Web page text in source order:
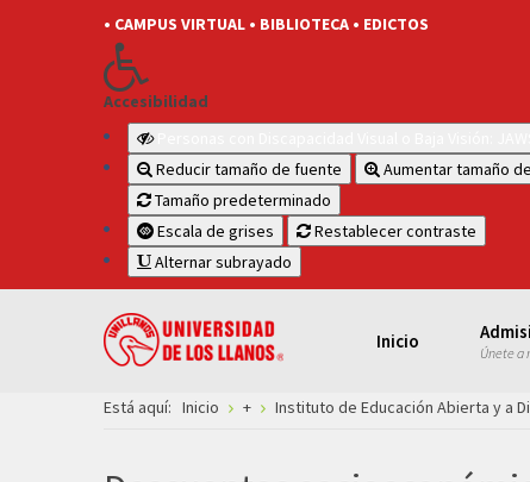
• CAMPUS VIRTUAL • BIBLIOTECA • EDICTOS
Accesibilidad
Reducir tamaño de fuente
Aumentar tamaño
Tamaño predeterminado
Escala de grises
Restablecer contraste
Alternar subrayado
Inicio Únete a
Está aquí: Inicio + Instituto de Educación Abierta y a